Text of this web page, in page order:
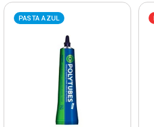
PASTA AZUL